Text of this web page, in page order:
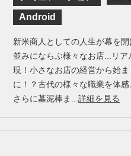
Android
新米商人としての人生が幕を
並みにならぶ様々なお店...リ
現！小さなお店の経営から始
に！？古代の様々な職業を体感
さらに墓泥棒ま...詳細を見る